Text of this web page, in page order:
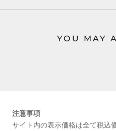
YOU MAY
注意事項
サイト内の表示価格は全て税込